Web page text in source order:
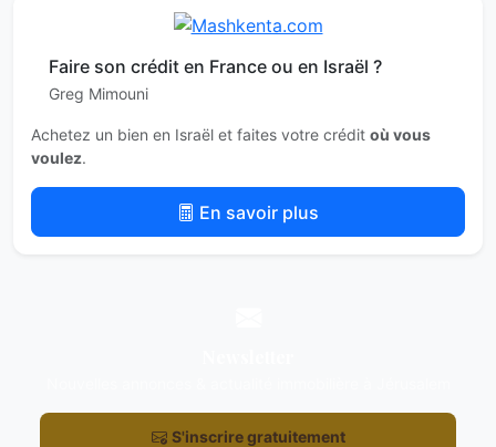
Faire son crédit en France ou en Israël ?
Greg Mimouni
Achetez un bien en Israël et faites votre crédit où vous
voulez.
En savoir plus
S'inscrire gratuitement